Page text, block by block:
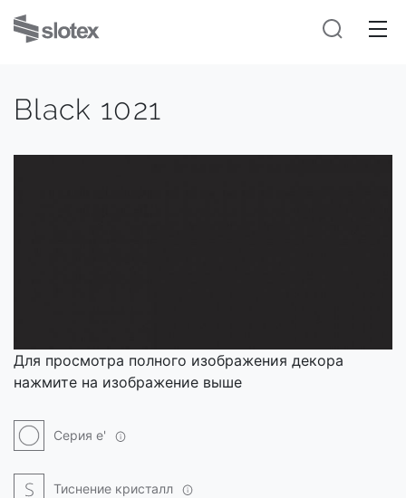
Black 1021
Для просмотра полного изображения декора
нажмите на изображение выше
Серия e'
Тиснение кристалл